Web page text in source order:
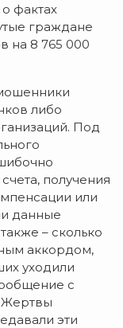
фактах
граждане
на 8 765 000
либо
Под
получения
или
данные
– сколько
аккордом,
уходили
с
Жертвы
эти